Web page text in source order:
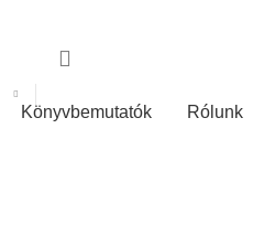
Könyvbemutatók Rólunk